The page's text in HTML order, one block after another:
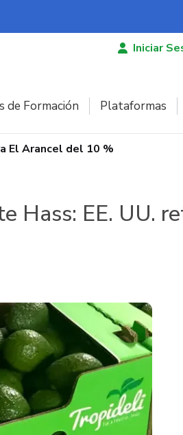
Iniciar
de Formación Plataformas
El Arancel del 10 %
Hass: EE. UU.